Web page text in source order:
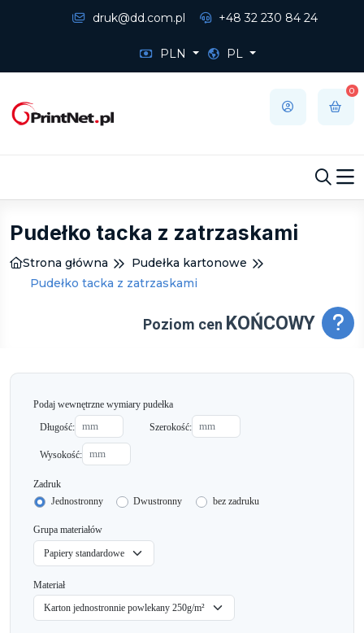
druk@dd.com.pl +48 32 230 84 24
PLN PL
0
Pudełko tacka z zatrzaskami
Strona główna
Pudełka kartonowe
Pudełko tacka z zatrzaskami
Poziom cen KOŃCOWY
Podaj wewnętrzne wymiary pudełka
Długość:
Szerokość:
Wysokość:
Zadruk
Jednostronny
Dwustronny bez zadruku
Grupa materiałów
Materiał